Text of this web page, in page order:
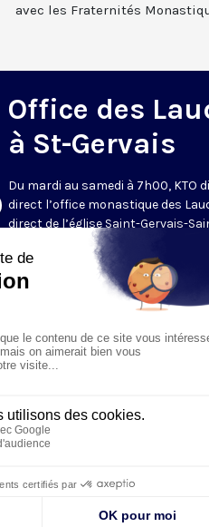
avec les Fraternités
Office des
à St-Gervais
Du mardi au samedi à 7h00, KTO
direct l’office monastique des
direct de l’église Saint-Gervais-
(Paris IVe), avec les Fraternités
de Jérusalem. Les Laudes – dont
dérivé du terme latin qui signifie
sont d’abord la prière de louange
journée pour remercier Dieu du
fait de ce jour nouveau, et le
entier sous son regard. Mais son
Résurrection du Seigneur, "soleil
nous visiter" (Lc 1,28).